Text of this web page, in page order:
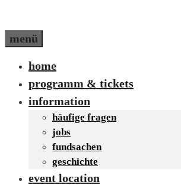
menü
home
programm & tickets
information
häufige fragen
jobs
fundsachen
geschichte
event location